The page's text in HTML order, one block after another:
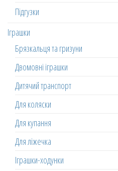
Підгузки
Іграшки
Брязкальця та гризуни
Двомовні іграшки
Дитячий транспорт
Для коляски
Для купання
Для ліжечка
Іграшки-ходунки